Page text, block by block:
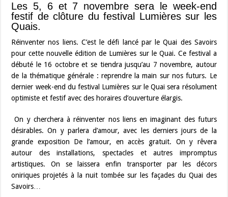
Les 5, 6 et 7 novembre sera le week-end
festif de clôture du festival Lumières sur les
Quais.
Réinventer nos liens. C’est le défi lancé par le Quai des Savoirs
pour cette nouvelle édition de Lumières sur le Quai. Ce festival a
débuté le 16 octobre et se tiendra jusqu’au 7 novembre, autour
de la thématique générale : reprendre la main sur nos futurs. Le
dernier week-end du festival Lumières sur le Quai sera résolument
optimiste et festif avec des horaires d’ouverture élargis.
On y cherchera à réinventer nos liens en imaginant des futurs
désirables. On y parlera d’amour, avec les derniers jours de la
grande exposition De l’amour, en accès gratuit. On y rêvera
autour des installations, spectacles et autres impromptus
artistiques. On se laissera enfin transporter par les décors
oniriques projetés à la nuit tombée sur les façades du Quai des
Savoirs…